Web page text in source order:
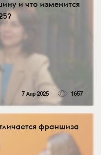
и что изменится
7 Апр 2025 1657
франшиза